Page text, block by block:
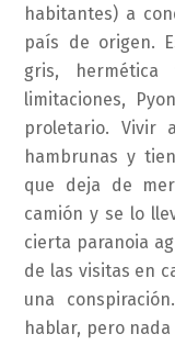
habitantes) a
país de origen.
gris, hermética
limitaciones,
proletario. Vivir
hambrunas y
que deja de
camión y se lo
cierta paranoia
de las visitas en
una
hablar, pero nada